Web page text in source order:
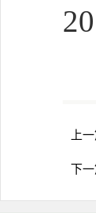
上
下一